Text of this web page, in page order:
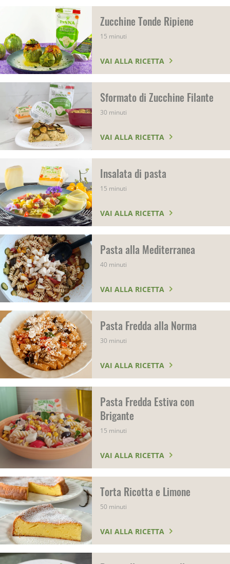
Zucchine Tonde Ripiene
15 minuti
VAI ALLA RICETTA
Sformato di Zucchine Filante
30 minuti
VAI ALLA RICETTA
Insalata di pasta
15 minuti
VAI ALLA RICETTA
Pasta alla Mediterranea
40 minuti
VAI ALLA RICETTA
Pasta Fredda alla Norma
30 minuti
VAI ALLA RICETTA
Pasta Fredda Estiva con
Brigante
15 minuti
VAI ALLA RICETTA
Torta Ricotta e Limone
50 minuti
VAI ALLA RICETTA